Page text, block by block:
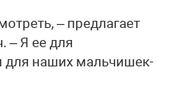
– предлагает
– Я ее для
для наших мальчишек-